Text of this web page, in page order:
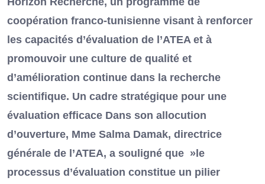
coopération franco-tunisienne visant à renforcer
les capacités d’évaluation de l’ATEA et à
promouvoir une culture de qualité et
d’amélioration continue dans la recherche
scientifique. Un cadre stratégique pour une
évaluation efficace Dans son allocution
d’ouverture, Mme Salma Damak, directrice
générale de l’ATEA, a souligné que »le
processus d’évaluation constitue un pilier